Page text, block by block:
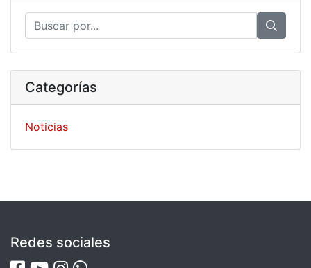
Categorías
Noticias
Redes sociales